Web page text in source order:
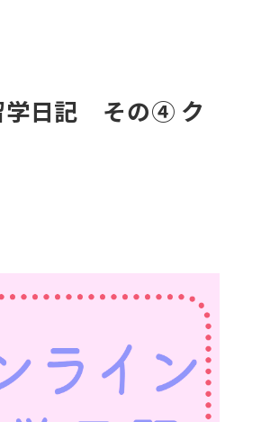
学日記 その④ ク